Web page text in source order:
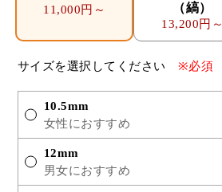
11,000円～
（縞）
13,200円～
サイズを選択してください ※必須
10.5mm
女性におすすめ
12mm
男女におすすめ